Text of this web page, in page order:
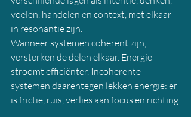
voelen, handelen en context, met elkaar
in resonantie zijn.
Wanneer systemen coherent zijn,
versterken de delen elkaar. Energie
stroomt efficiënter. Incoherente
systemen daarentegen lekken energie: er
is frictie, ruis, verlies aan focus en richting.